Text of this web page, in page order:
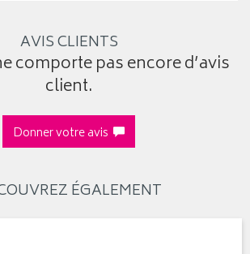
AVIS CLIENTS
comporte pas encore d’avis
client.
Donner votre avis
ÉGALEMENT